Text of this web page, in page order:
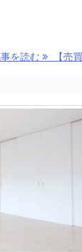
を読む 【売